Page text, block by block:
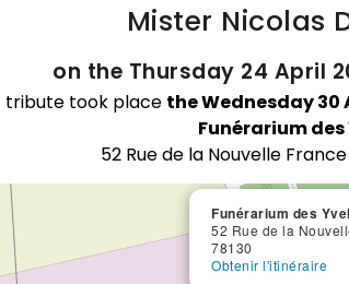
Mister Nicolas
on the Thursday 24 April
tribute took place the Wednesday 30
Funérarium des
52 Rue de la Nouvelle
Funérarium des
52 Rue de la
78130
Obtenir l'itinéraire